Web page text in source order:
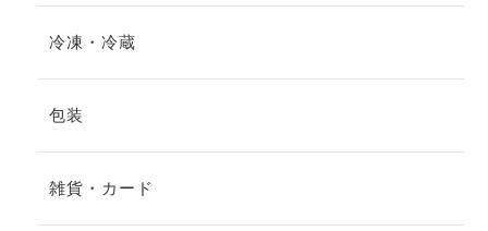
冷凍・冷蔵
包装
雑貨・カード